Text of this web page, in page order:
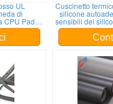
UL
di
CPU Pad
vuoto Pad
Cuscinetto
silicone
sensibili del